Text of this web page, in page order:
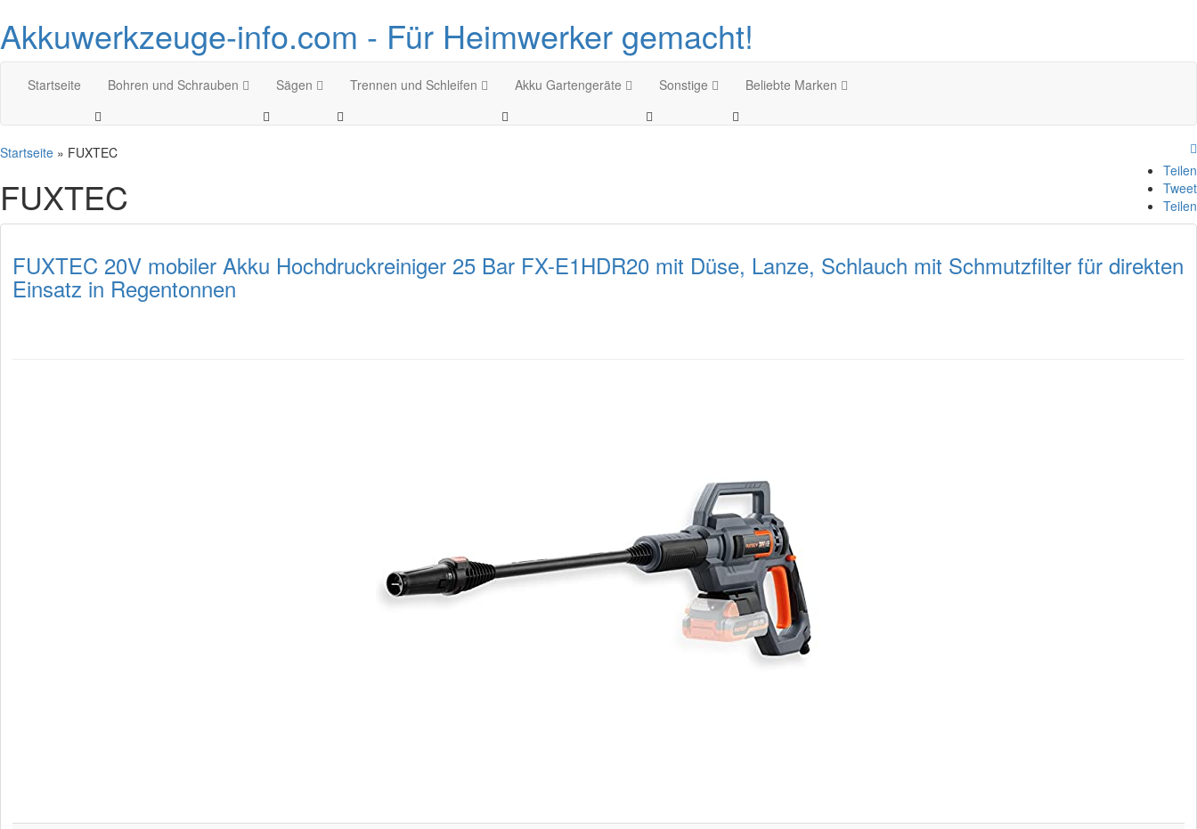
Akkuwerkzeuge-info.com - Für Heimwerker gemacht!
Startseite Bohren und Schrauben Sägen Trennen und Schleifen Akku Gartengeräte Sonstige Beliebte Marken
Startseite » FUXTEC
Teilen
Tweet
Teilen
FUXTEC
FUXTEC 20V mobiler Akku Hochdruckreiniger 25 Bar FX-E1HDR20 mit Düse, Lanze, Schlauch mit Schmutzfilter für direkten
Einsatz in Regentonnen